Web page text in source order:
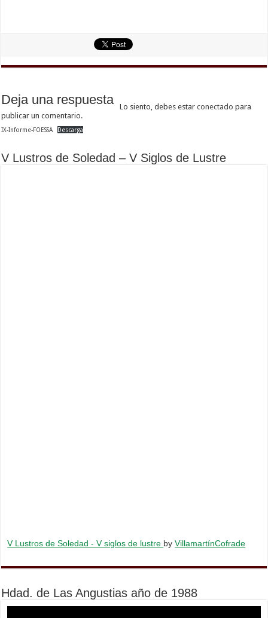
Deja una respuesta Lo siento, debes estarconectado para
publicar un comentario.
IX-Informe-FOESSA Descarga
V Lustros de Soledad – V Siglos de Lustre
V Lustros de Soledad - V siglos de lustre byVillamartínCofrade
Hdad. de Las Angustias año de 1988